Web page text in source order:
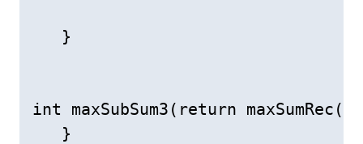
   }
int maxSubSum3(return
   }